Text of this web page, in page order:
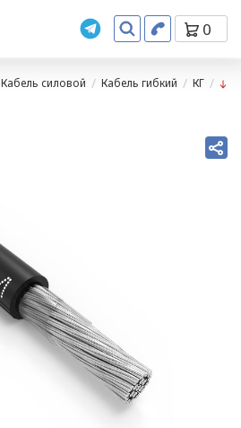
0
Кабель силовой Кабель гибкий КГ